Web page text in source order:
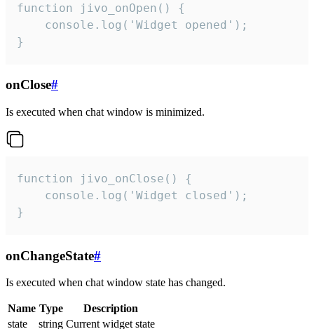
function jivo_onOpen() {
    console.log('Widget opened');
}
onClose#
Is executed when chat window is minimized.
function jivo_onClose() {
    console.log('Widget closed');
}
onChangeState#
Is executed when chat window state has changed.
Name Type
Description
state
string Current widget state